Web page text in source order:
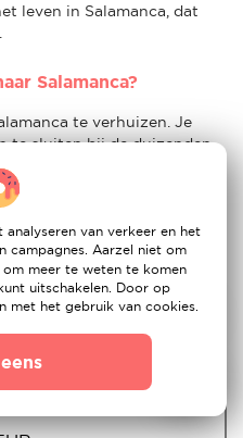
leven in Salamanca, dat
Salamanca?
te verhuizen. Je
te sluiten bij de duizenden
de sprong hebben gewaagd
Of je bent een van de
Of je bent onzeker, nog
ook zijn, Moovick kan
te nemen. En ten slotte
hoe je je doelen in de
bent naar een
ben je vrij om er te wonen
van verkeer en het
campagnes. Aarzel niet om
om meer te weten te komen
uitschakelen. Door op
met het gebruik van cookies.